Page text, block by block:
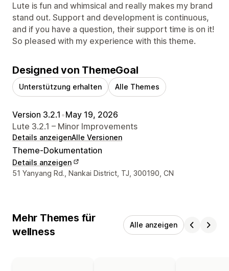
Lute is fun and whimsical and really makes my brand
stand out. Support and development is continuous,
and if you have a question, their support time is on it!
So pleased with my experience with this theme.
Designed von ThemeGoal
Unterstützung erhalten Alle Themes
Version 3.2.1 •May 19, 2026
Lute 3.2.1 – Minor Improvements
Details anzeigenAlle Versionen
Theme-Dokumentation
Details anzeigen
Designer-Kontaktdaten
51 Yanyang Rd., Nankai District, TJ, 300190, CN
Mehr Themes für
wellness
Alle anzeigen